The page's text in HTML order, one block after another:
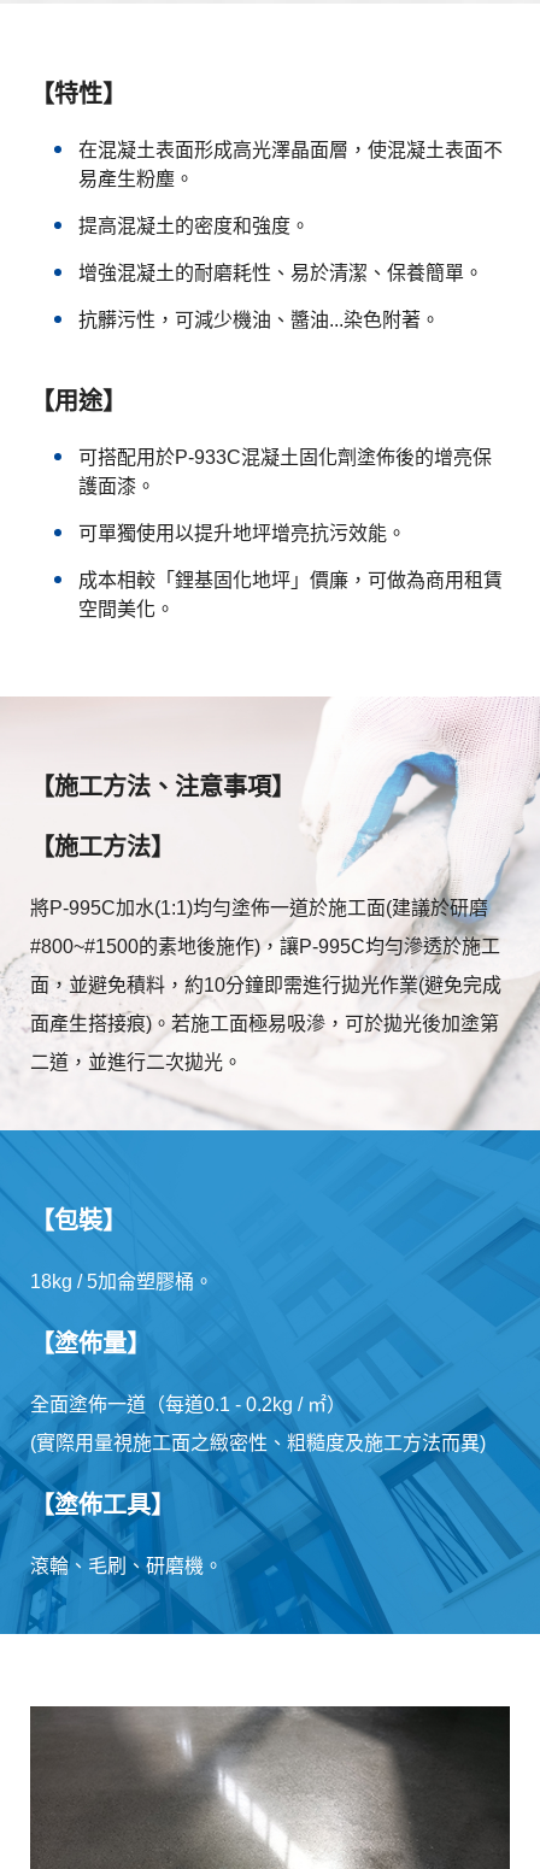
【特性】
在混凝土表面形成高光澤晶面層，使混凝土表面不
易產生粉塵。
提高混凝土的密度和強度。
增強混凝土的耐磨耗性、易於清潔、保養簡單。
抗髒污性，可減少機油、醬油...染色附著。
【用途】
可搭配用於P-933C混凝土固化劑塗佈後的增亮保
護面漆。
可單獨使用以提升地坪增亮抗污效能。
成本相較「鋰基固化地坪」價廉，可做為商用租賃
空間美化。
【施工方法、注意事項】
【施工方法】
將P-995C加水(1:1)均勻塗佈一道於施工面(建議於研磨
#800~#1500的素地後施作)，讓P-995C均勻滲透於施工
面，並避免積料，約10分鐘即需進行拋光作業(避免完成
面產生搭接痕)。若施工面極易吸滲，可於拋光後加塗第
二道，並進行二次拋光。
【包裝】
18kg / 5加侖塑膠桶。
【塗佈量】
全面塗佈一道（每道0.1 - 0.2kg / ㎡）
(實際用量視施工面之緻密性、粗糙度及施工方法而異)
【塗佈工具】
滾輪、毛刷、研磨機。